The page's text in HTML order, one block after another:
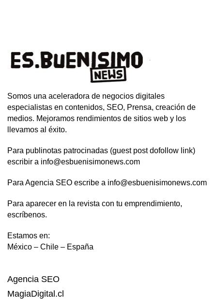
Somos una aceleradora de negocios digitales
especialistas en contenidos, SEO, Prensa, creación de
medios. Mejoramos rendimientos de sitios web y los
llevamos al éxito.
Para publinotas patrocinadas (guest post dofollow link)
escribir a info@esbuenisimonews.com
Para Agencia SEO escribe a info@esbuenisimonews.com
Para aparecer en la revista con tu emprendimiento,
escríbenos.
Estamos en:
México – Chile – España
Agencia SEO
MagiaDigital.cl